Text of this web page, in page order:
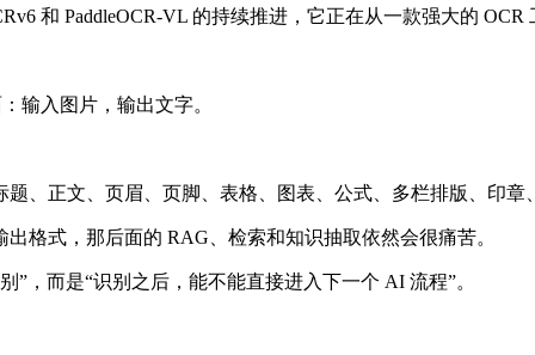
和 PaddleOCR-VL 的持续推进，它正在从一款强大的
输入图片，输出文字。
、正文、页眉、页脚、表格、图表、公式、多栏排版、印章
格式，那后面的 RAG、检索和知识抽取依然会很痛苦。
”，而是“识别之后，能不能直接进入下一个 AI 流程”。